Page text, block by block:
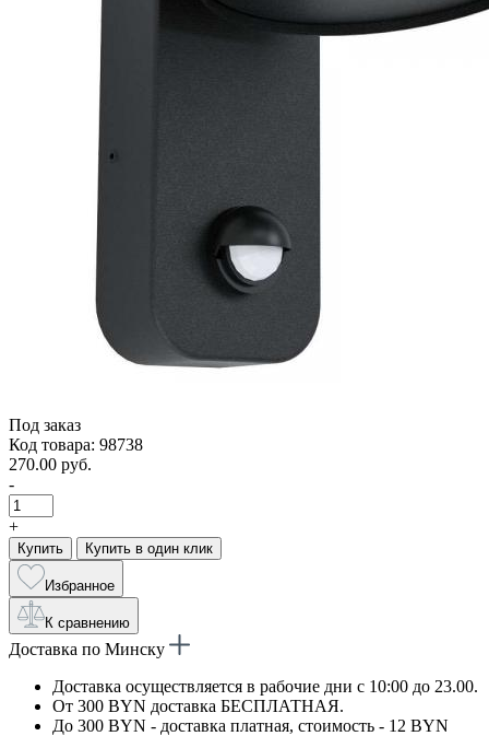
Под заказ
Код товара: 98738
270.00 руб.
-
+
Купить Купить в один клик
Избранное
К сравнению
Доставка по Минску
Доставка осуществляется в рабочие дни с 10:00 до 23.00.
От 300 BYN доставка БЕСПЛАТНАЯ.
До 300 BYN - доставка платная, стоимость - 12 BYN